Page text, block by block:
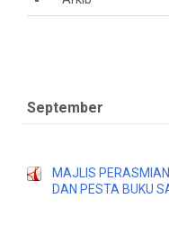
September
MAJLIS
DAN PESTA BUKU